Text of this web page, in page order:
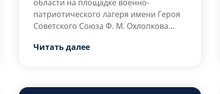
области на площадке военно-
патриотического лагеря имени Героя
Советского Союза Ф. М. Охлопкова
форум «Гвардейск». Масштабное
включая представителей Санкт-
Читать далее